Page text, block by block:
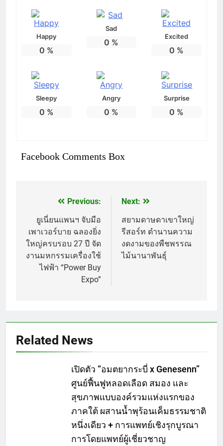
Happy
0 %
Sad
0 %
Excited
0 %
Sleepy
0 %
Angry
0 %
Surprise
0 %
Facebook Comments Box
แนะแนว
เรื่อง
Previous:
ยูเนี่ยน​แพนฯ จับมือ
เพาเวอร์บาย ฉลองยิ่ง
ใหญ่ครบรอบ 27 ปี​ จัด
งานมหกรรมเครื่องใช้
ไฟฟ้า “Power Buy
Expo”
Next:
สยามดาษดาเขาใหญ่
รีสอร์ท ตำนานความ
งดงามของพืชพรรณ
ไม้นานาพันธุ์
Related News
เปิดตัว “อมตยากระบี่ x Genesenn”
ศูนย์ฟื้นฟูหลอดเลือด สมอง และ
สุขภาพแบบองค์รวมแห่งแรกของ
ภาคใต้ ผสานน้ำพุร้อนเค็มธรรมชาติ
หนึ่งเดียว + การแพทย์เชิงรุกบูรณา
การโดยแพทย์ผู้เชี่ยวชาญ